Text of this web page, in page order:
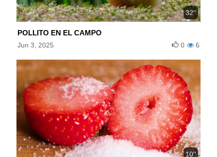
32''
POLLITO EN EL CAMPO
Jun 3, 2025 6
0
10''